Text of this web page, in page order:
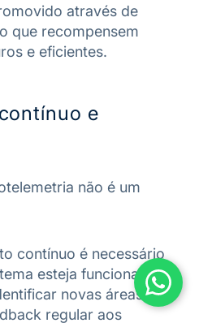
através de
que recompensem
e eficientes.
e
não é um
contínuo é necessário
esteja funcionando
novas áreas de
regular aos